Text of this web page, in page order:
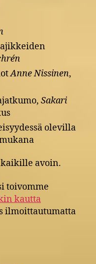
Anne Nissinen,
Sakari
olevilla
kaikille avoin.
toivomme
kautta
ilmoittautumatta